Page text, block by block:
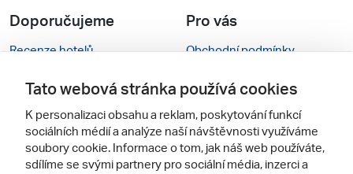
Doporučujeme
Recenze hotelů
Rady na cestu
Cestovní kanceláře
Zájazdy.sk
Pro vás
Obchodní podmínky
Kontakty
Nastavení cookies
Mobilní verze webu
Tato webová stránka používá cookies
K personalizaci obsahu a reklam, poskytování funkcí
sociálních médií a analýze naší návštěvnosti využíváme
soubory cookie. Informace o tom, jak náš web používáte,
sdílíme se svými partnery pro sociální média, inzerci a